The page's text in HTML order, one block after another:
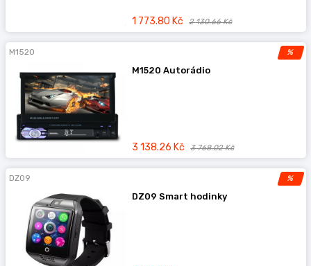
1 773.80 Kč 2 130.66 Kč
%
M1520
M1520 Autorádio
3 138.26 Kč 3 768.02 Kč
%
DZ09
DZ09 Smart hodinky